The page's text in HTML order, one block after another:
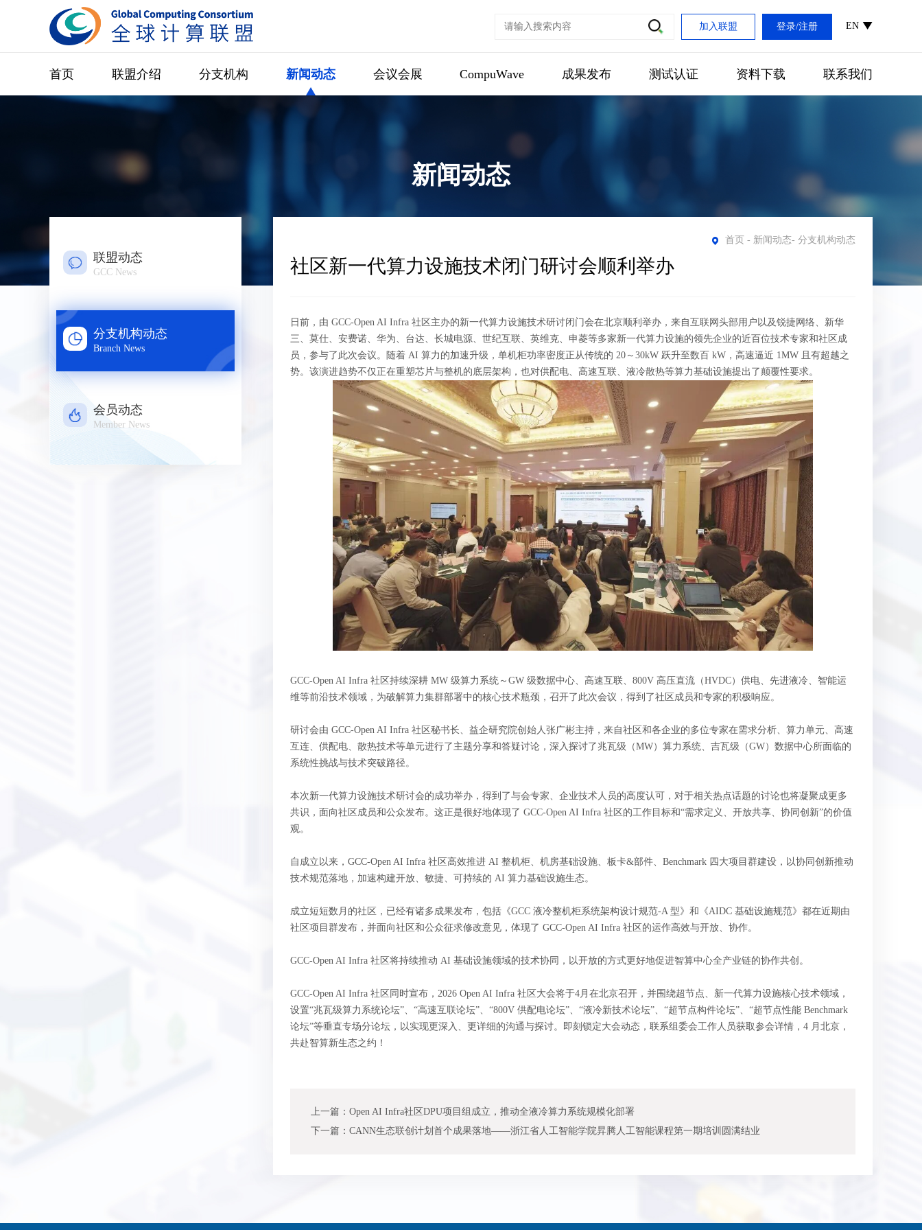
EN
登录/注册
加入联盟
首页 联盟介绍 分支机构 新闻动态 会议会展 CompuWave 成果发布 测试认证 资料下载 联系我们
新闻动态
联盟动态
GCC News
分支机构动态
Branch News
会员动态
Member News
首页 - 新闻动态- 分支机构动态
社区新一代算力设施技术闭门研讨会顺利举办
日前，由 GCC-Open AI Infra 社区主办的新一代算力设施技术研讨闭门会在北京顺利举办，来自互联网头部用户以及锐捷网络、新华
三、莫仕、安费诺、华为、台达、长城电源、世纪互联、英维克、申菱等多家新一代算力设施的领先企业的近百位技术专家和社区成
员，参与了此次会议。随着 AI 算力的加速升级，单机柜功率密度正从传统的 20～30kW 跃升至数百 kW，高速逼近 1MW 且有超越之
势。该演进趋势不仅正在重塑芯片与整机的底层架构，也对供配电、高速互联、液冷散热等算力基础设施提出了颠覆性要求。
GCC-Open AI Infra 社区持续深耕 MW 级算力系统～GW 级数据中心、高速互联、800V 高压直流（HVDC）供电、先进液冷、智能运
维等前沿技术领域，为破解算力集群部署中的核心技术瓶颈，召开了此次会议，得到了社区成员和专家的积极响应。
研讨会由 GCC-Open AI Infra 社区秘书长、益企研究院创始人张广彬主持，来自社区和各企业的多位专家在需求分析、算力单元、高速
互连、供配电、散热技术等单元进行了主题分享和答疑讨论，深入探讨了兆瓦级（MW）算力系统、吉瓦级（GW）数据中心所面临的
系统性挑战与技术突破路径。
本次新一代算力设施技术研讨会的成功举办，得到了与会专家、企业技术人员的高度认可，对于相关热点话题的讨论也将凝聚成更多
共识，面向社区成员和公众发布。这正是很好地体现了 GCC-Open AI Infra 社区的工作目标和“需求定义、开放共享、协同创新”的价值
观。
自成立以来，GCC-Open AI Infra 社区高效推进 AI 整机柜、机房基础设施、板卡&部件、Benchmark 四大项目群建设，以协同创新推动
技术规范落地，加速构建开放、敏捷、可持续的 AI 算力基础设施生态。
成立短短数月的社区，已经有诸多成果发布，包括《GCC 液冷整机柜系统架构设计规范-A 型》和《AIDC 基础设施规范》都在近期由
社区项目群发布，并面向社区和公众征求修改意见，体现了 GCC-Open AI Infra 社区的运作高效与开放、协作。
GCC-Open AI Infra 社区将持续推动 AI 基础设施领域的技术协同，以开放的方式更好地促进智算中心全产业链的协作共创。
GCC-Open AI Infra 社区同时宣布，2026 Open AI Infra 社区大会将于4月在北京召开，并围绕超节点、新一代算力设施核心技术领域，
设置“兆瓦级算力系统论坛”、“高速互联论坛”、“800V 供配电论坛”、“液冷新技术论坛”、“超节点构件论坛”、“超节点性能 Benchmark
论坛”等垂直专场分论坛，以实现更深入、更详细的沟通与探讨。即刻锁定大会动态，联系组委会工作人员获取参会详情，4 月北京，
共赴智算新生态之约！
上一篇：Open AI Infra社区DPU项目组成立，推动全液冷算力系统规模化部署
下一篇：CANN生态联创计划首个成果落地——浙江省人工智能学院昇腾人工智能课程第一期培训圆满结业